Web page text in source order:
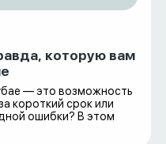
которую вам
— это возможность
короткий срок или
ошибки? В этом